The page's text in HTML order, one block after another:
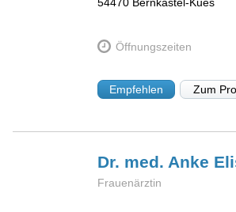
Öffnungszeiten
Empfehlen Zum
Dr. med. Anke
Frauenärztin